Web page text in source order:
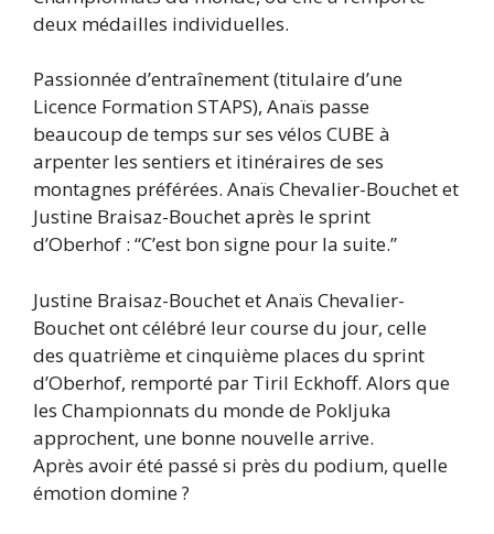
deux médailles individuelles.
Passionnée d’entraînement (titulaire d’une
Licence Formation STAPS), Anaïs passe
beaucoup de temps sur ses vélos CUBE à
arpenter les sentiers et itinéraires de ses
montagnes préférées. Anaïs Chevalier-Bouchet et
Justine Braisaz-Bouchet après le sprint
d’Oberhof : “C’est bon signe pour la suite.”
Justine Braisaz-Bouchet et Anaïs Chevalier-
Bouchet ont célébré leur course du jour, celle
des quatrième et cinquième places du sprint
d’Oberhof, remporté par Tiril Eckhoff. Alors que
les Championnats du monde de Pokljuka
approchent, une bonne nouvelle arrive.
Après avoir été passé si près du podium, quelle
émotion domine ?